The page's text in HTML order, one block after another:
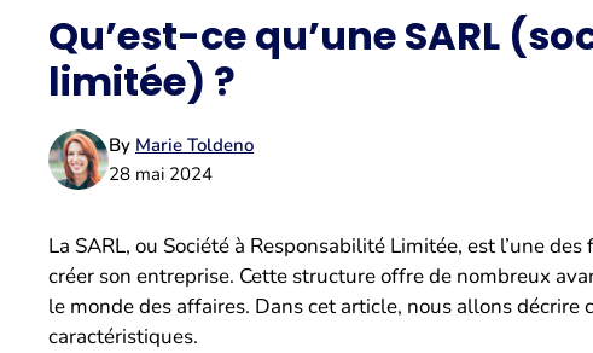
Qu’est-ce qu’une SARL
limitée) ?
By Marie Toldeno
28 mai 2024
La SARL, ou Société à Responsabilité Limitée, est l’une
créer son entreprise. Cette structure offre de nombreux
le monde des affaires. Dans cet article, nous allons décrire
caractéristiques.